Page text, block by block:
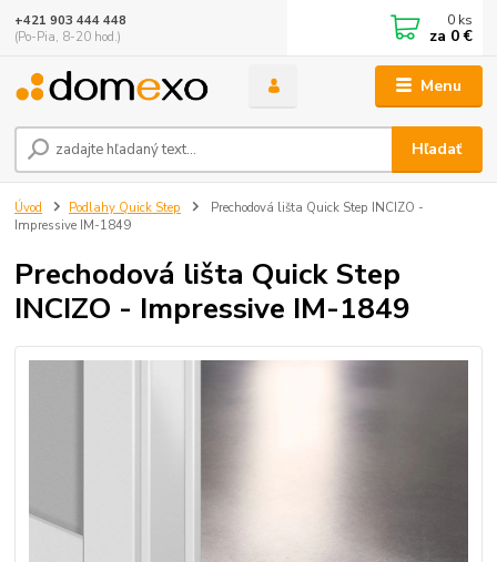
Menu
Hľadať
+421 903 444 448
(Po-Pia, 8-20 hod.)
0 ks
za 0 €
Úvod Podlahy Quick Step
Prechodová lišta Quick Step INCIZO -
Impressive IM-1849
Prechodová lišta Quick Step
INCIZO - Impressive IM-1849